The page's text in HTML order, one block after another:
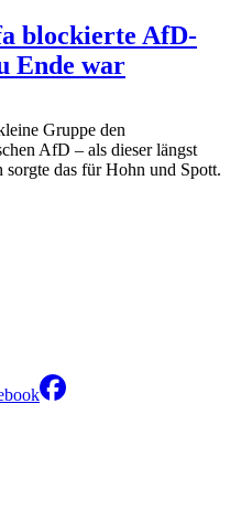
blockierte AfD-
Ende war
Gruppe den
AfD – als dieser längst
das für Hohn und Spott.